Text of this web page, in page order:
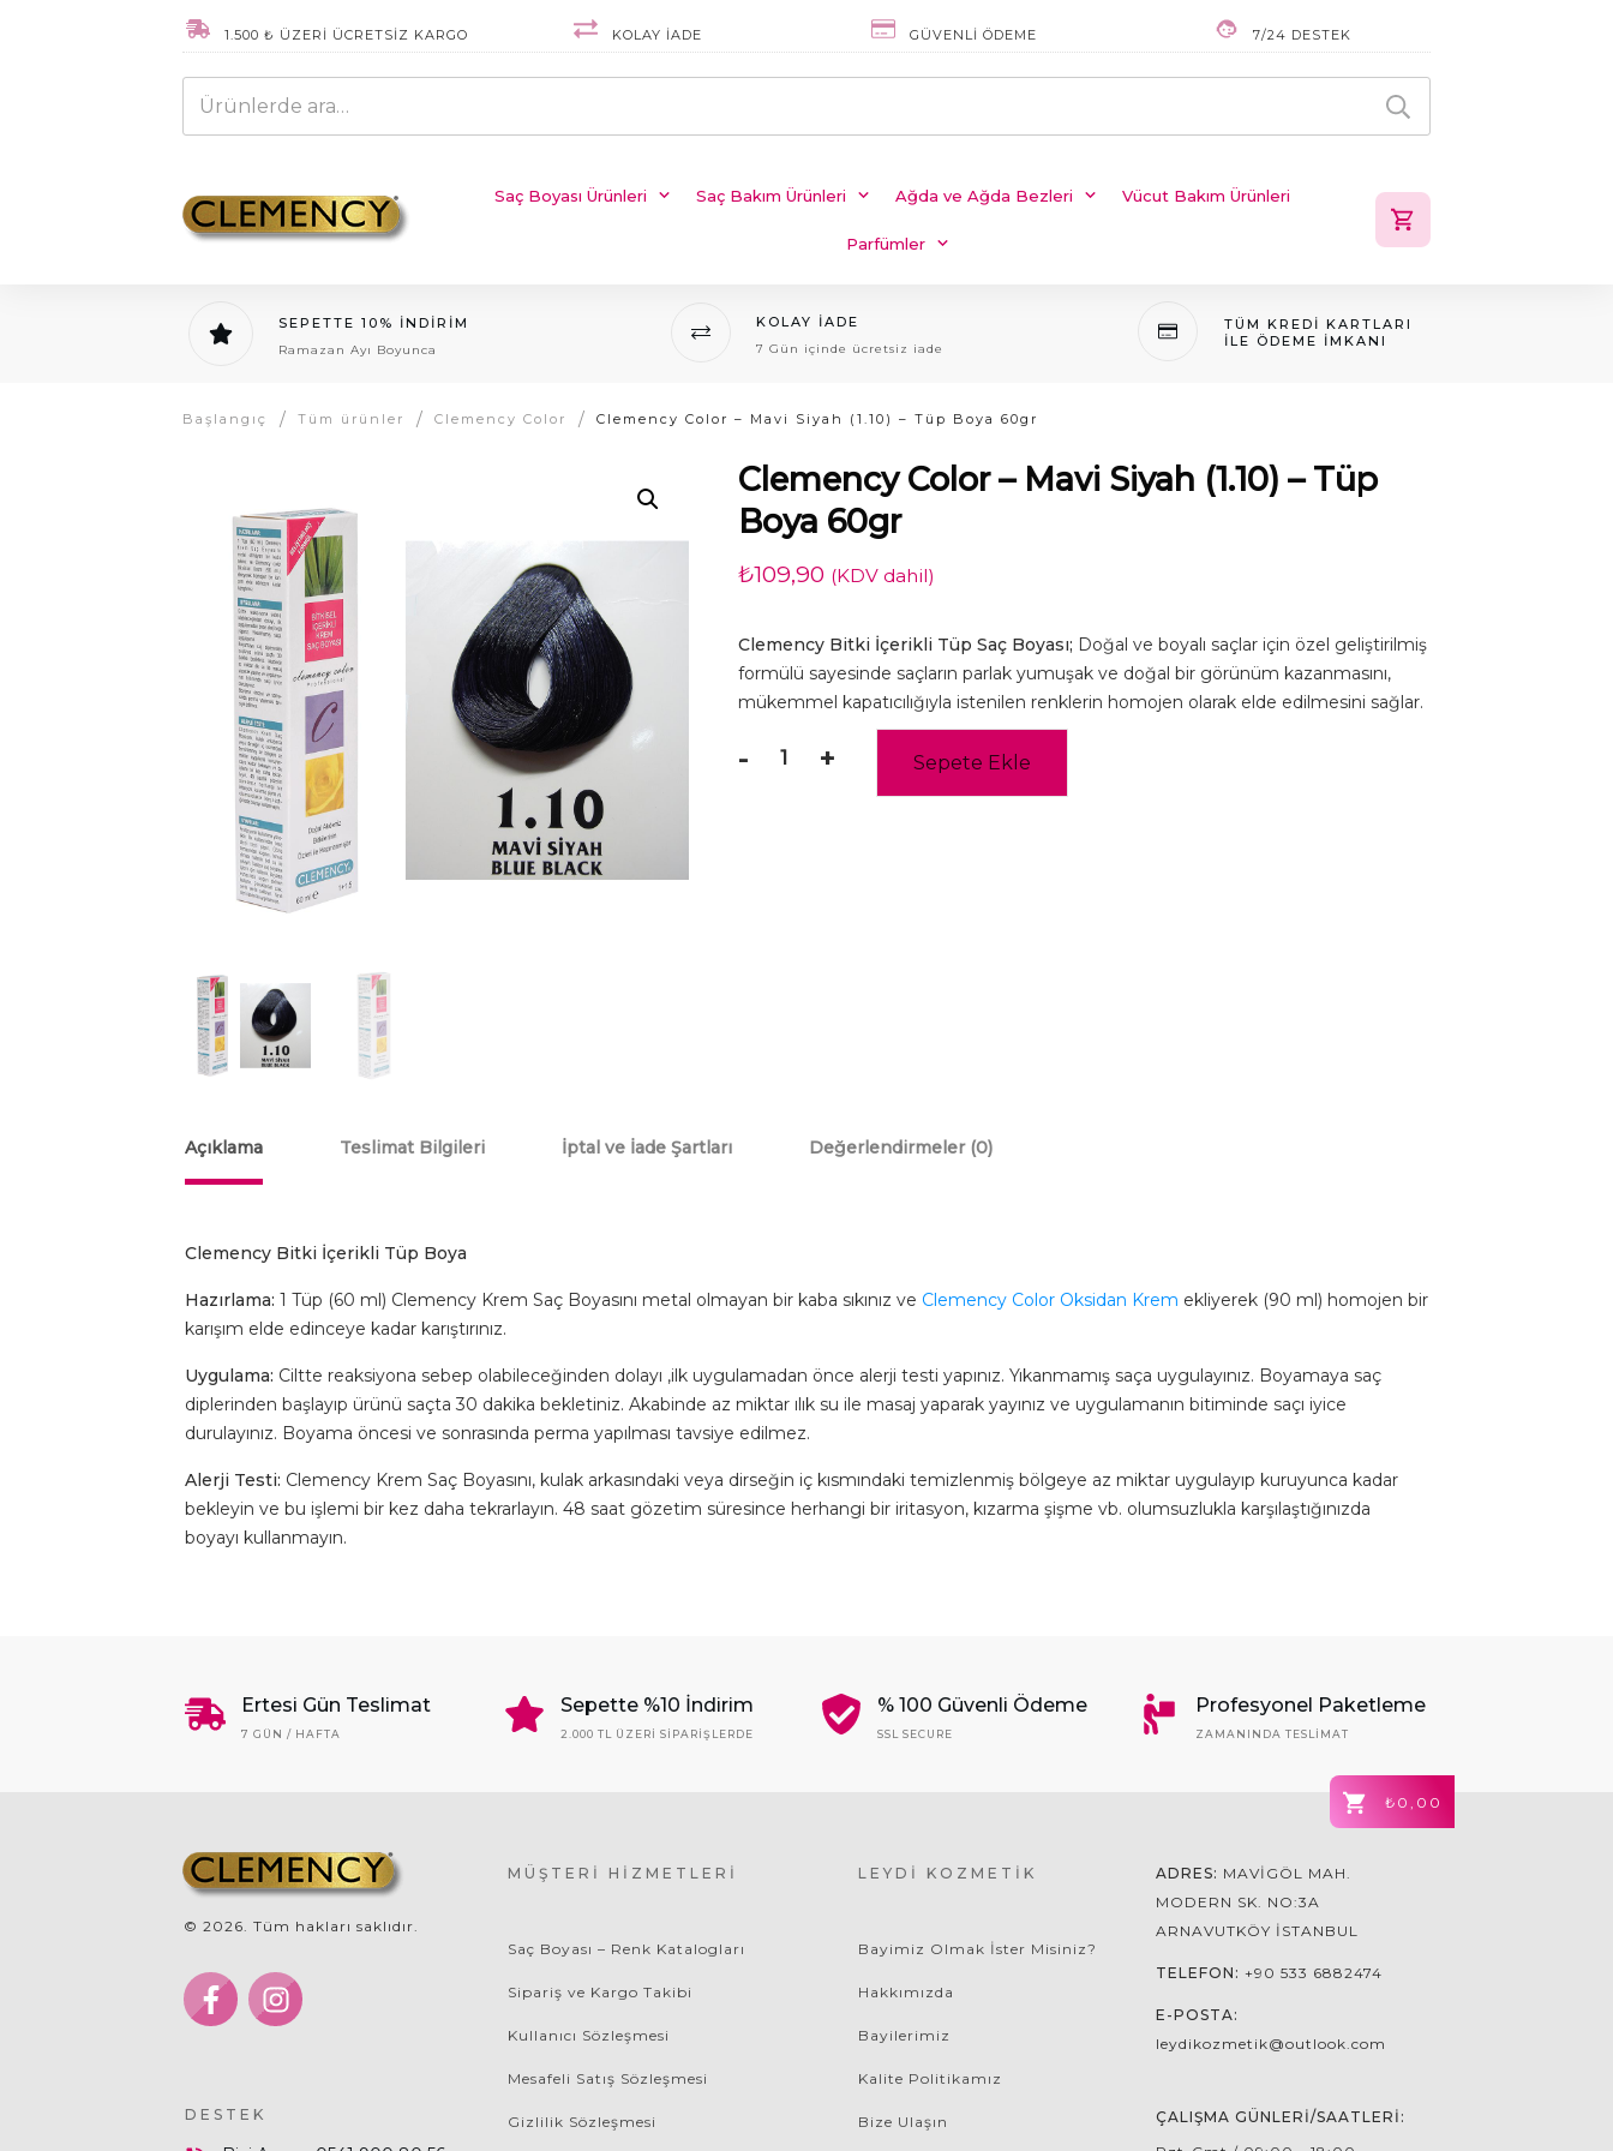
1.500 ₺ ÜZERİ ÜCRETSİZ KARGO KOLAY IADE GÜVENLI ÖDEME 7/24 DESTEK
Ara:
Saç Boyası Ürünleri Saç Bakım Ürünleri Ağda ve Ağda Bezleri Vücut Bakım Ürünleri
Parfümler
SEPETTE 10% İNDİRİM
Ramazan Ayı Boyunca
KOLAY IADE
7 Gün içinde ücretsiz iade
TÜM KREDI KARTLARI
ILE ÖDEME IMKANI
Başlangıç / Tüm ürünler / Clemency Color / Clemency Color – Mavi Siyah (1.10) – Tüp Boya 60gr
Clemency Color – Mavi Siyah (1.10) – Tüp
Boya 60gr
₺109,90 (KDV dahil)
Clemency Bitki İçerikli Tüp Saç Boyası; Doğal ve boyalı saçlar için özel geliştirilmiş
formülü sayesinde saçların parlak yumuşak ve doğal bir görünüm kazanmasını,
mükemmel kapatıcılığıyla istenilen renklerin homojen olarak elde edilmesini sağlar.
-
Clemency
+ Sepete Ekle
Açıklama Teslimat Bilgileri İptal ve İade Şartları Değerlendirmeler (0)
Clemency Bitki İçerikli Tüp Boya
Hazırlama: 1 Tüp (60 ml) Clemency Krem Saç Boyasını metal olmayan bir kaba sıkınız ve Clemency Color Oksidan Krem ekliyerek (90 ml) homojen bir
karışım elde edinceye kadar karıştırınız.
Uygulama: Ciltte reaksiyona sebep olabileceğinden dolayı ,ilk uygulamadan önce alerji testi yapınız. Yıkanmamış saça uygulayınız. Boyamaya saç
diplerinden başlayıp ürünü saçta 30 dakika bekletiniz. Akabinde az miktar ılık su ile masaj yaparak yayınız ve uygulamanın bitiminde saçı iyice
durulayınız. Boyama öncesi ve sonrasında perma yapılması tavsiye edilmez.
Alerji Testi: Clemency Krem Saç Boyasını, kulak arkasındaki veya dirseğin iç kısmındaki temizlenmiş bölgeye az miktar uygulayıp kuruyunca kadar
bekleyin ve bu işlemi bir kez daha tekrarlayın. 48 saat gözetim süresince herhangi bir iritasyon, kızarma şişme vb. olumsuzlukla karşılaştığınızda
boyayı kullanmayın.
Ertesi Gün Teslimat
7 GÜN / HAFTA
Sepette %10 İndirim
2.000 TL ÜZERI SIPARIŞLERDE
% 100 Güvenli Ödeme
SSL SECURE
Profesyonel Paketleme
ZAMANINDA TESLIMAT
₺0,00
© 2026. Tüm hakları saklıdır.
DESTEK
MÜŞTERI HIZMETLERI
Saç Boyası – Renk Katalogları
Sipariş ve Kargo Takibi
Kullanıcı Sözleşmesi
Mesafeli Satış Sözleşmesi
Gizlilik Sözleşmesi
LEYDI KOZMETIK
Bayimiz Olmak İster Misiniz?
Hakkımızda
Bayilerimiz
Kalite Politikamız
Bize Ulaşın
ADRES: MAVIGÖL MAH.
MODERN SK. NO:3A
ARNAVUTKÖY İSTANBUL
TELEFON: +90 533 6882474
E-POSTA:
leydikozmetik@outlook.com
ÇALIŞMA GÜNLERI/SAATLERI: